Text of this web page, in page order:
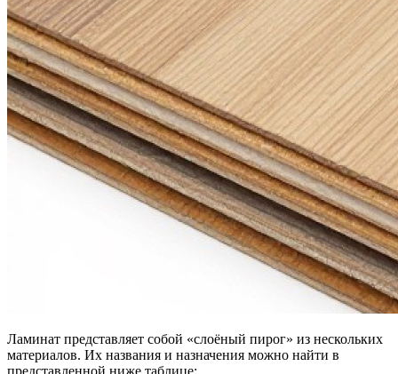
Ламинат представляет собой «слоёный пирог» из нескольких
материалов. Их названия и назначения можно найти в
представленной ниже таблице: